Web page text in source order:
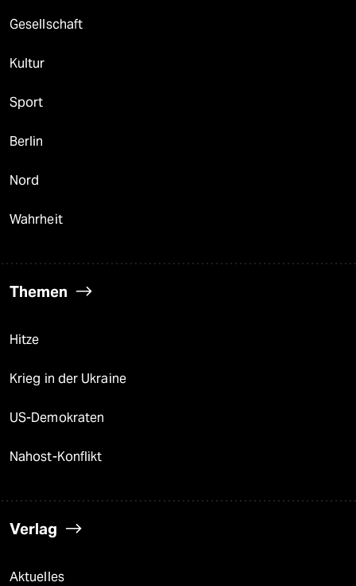
Gesellschaft
Kultur
Sport
Berlin
Nord
Wahrheit
Themen
Hitze
Krieg in der Ukraine
US-Demokraten
Nahost-Konflikt
Verlag
Aktuelles